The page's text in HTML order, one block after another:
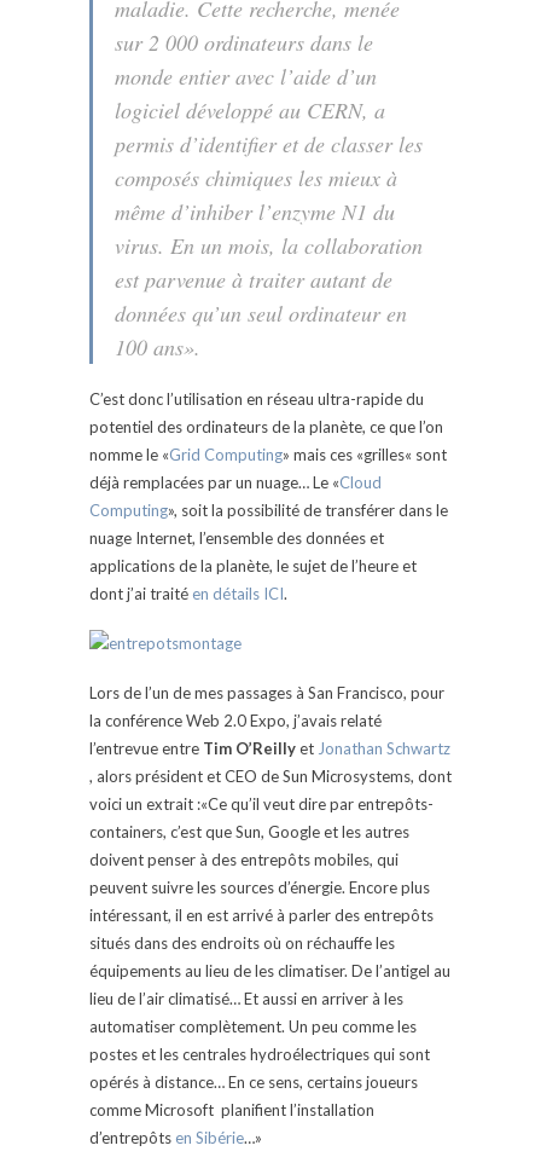
maladie. Cette recherche, menée
sur 2 000 ordinateurs dans le
monde entier avec l’aide d’un
logiciel développé au CERN, a
permis d’identifier et de classer les
composés chimiques les mieux à
même d’inhiber l’enzyme N1 du
virus. En un mois, la collaboration
est parvenue à traiter autant de
données qu’un seul ordinateur en
100 ans».
C’est donc l’utilisation en réseau ultra-rapide du
potentiel des ordinateurs de la planète, ce que l’on
nomme le «Grid Computing» mais ces «grilles« sont
déjà remplacées par un nuage… Le «Cloud
Computing», soit la possibilité de transférer dans le
nuage Internet, l’ensemble des données et
applications de la planète, le sujet de l’heure et
dont j’ai traité en détails ICI.
Lors de l’un de mes passages à San Francisco, pour
la conférence Web 2.0 Expo, j’avais relaté
l’entrevue entre Tim O’Reillyet Jonathan Schwartz
, alors président et CEO de Sun Microsystems, dont
voici un extrait :«Ce qu’il veut dire par entrepôts-
containers, c’est que Sun, Google et les autres
doivent penser à des entrepôts mobiles, qui
peuvent suivre les sources d’énergie. Encore plus
intéressant, il en est arrivé à parler des entrepôts
situés dans des endroits où on réchauffe les
équipements au lieu de les climatiser. De l’antigel au
lieu de l’air climatisé… Et aussi en arriver à les
automatiser complètement. Un peu comme les
postes et les centrales hydroélectriques qui sont
opérés à distance… En ce sens, certains joueurs
comme Microsoft planifient l’installation
d’entrepôts en Sibérie…»